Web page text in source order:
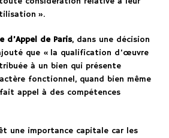
».
d’Appel de Paris, dans une décision
que « la qualification d’œuvre
à un bien qui présente
fonctionnel, quand bien même
appel à des compétences
une importance capitale car les